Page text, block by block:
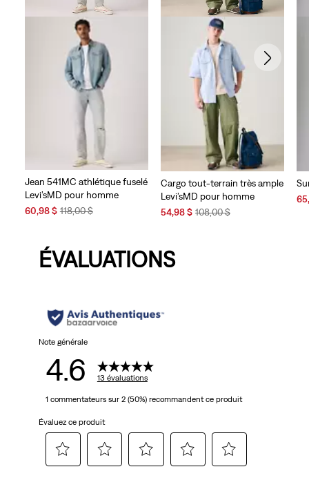
Jean 541MC athlétique fuselé
Levi’sMD pour homme
Sale
60,98 $Original
118,00 $
Cargo tout-terrain très ample
Levi’sMD pour homme
Sale
54,98 $ Original
108,00 $
ÉVALUATIONS
Note générale
4.6 13 évaluations
1 commentateurs sur 2 (50%) recommandent ce produit
Évaluez ce produit